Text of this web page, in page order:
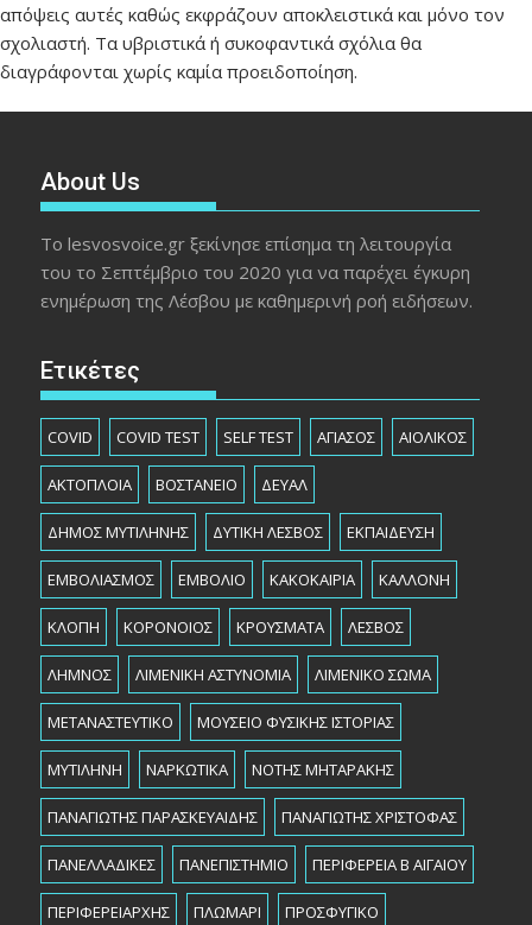
απόψεις αυτές καθώς εκφράζουν αποκλειστικά και μόνο τον
σχολιαστή. Τα υβριστικά ή συκοφαντικά σχόλια θα
διαγράφονται χωρίς καμία προειδοποίηση.
About Us
Το lesvosvoice.gr ξεκίνησε επίσημα τη λειτουργία
του το Σεπτέμβριο του 2020 για να παρέχει έγκυρη
ενημέρωση της Λέσβου με καθημερινή ροή ειδήσεων.
Ετικέτες
COVID COVID TEST SELF TEST ΑΓΙΑΣΟΣ ΑΙΟΛΙΚΟΣ
ΑΚΤΟΠΛΟΙΑ ΒΟΣΤΑΝΕΙΟ ΔΕΥΑΛ
ΔΗΜΟΣ ΜΥΤΙΛΗΝΗΣ ΔΥΤΙΚΗ ΛΕΣΒΟΣ ΕΚΠΑΙΔΕΥΣΗ
ΕΜΒΟΛΙΑΣΜΟΣ ΕΜΒΟΛΙΟ ΚΑΚΟΚΑΙΡΙΑ ΚΑΛΛΟΝΗ
ΚΛΟΠΗ ΚΟΡΟΝΟΙΟΣ ΚΡΟΥΣΜΑΤΑ ΛΕΣΒΟΣ
ΛΗΜΝΟΣ ΛΙΜΕΝΙΚΗ ΑΣΤΥΝΟΜΙΑ ΛΙΜΕΝΙΚΟ ΣΩΜΑ
ΜΕΤΑΝΑΣΤΕΥΤΙΚΟ ΜΟΥΣΕΙΟ ΦΥΣΙΚΗΣ ΙΣΤΟΡΙΑΣ
ΜΥΤΙΛΗΝΗ ΝΑΡΚΩΤΙΚΑ ΝΟΤΗΣ ΜΗΤΑΡΑΚΗΣ
ΠΑΝΑΓΙΩΤΗΣ ΠΑΡΑΣΚΕΥΑΙΔΗΣ ΠΑΝΑΓΙΩΤΗΣ ΧΡΙΣΤΟΦΑΣ
ΠΑΝΕΛΛΑΔΙΚΕΣ ΠΑΝΕΠΙΣΤΗΜΙΟ ΠΕΡΙΦΕΡΕΙΑ Β ΑΙΓΑΙΟΥ
ΠΕΡΙΦΕΡΕΙΑΡΧHΣ ΠΛΩΜΑΡΙ ΠΡΟΣΦΥΓΙΚΟ